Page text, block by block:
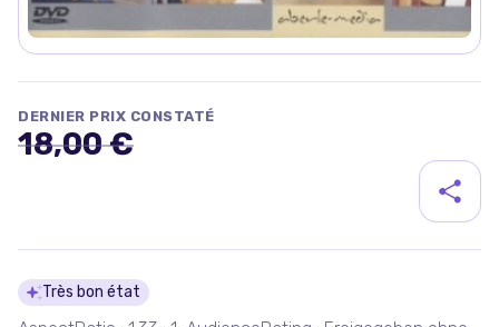
DERNIER PRIX CONSTATÉ
18,00 €
Détails du produit
Très bon état